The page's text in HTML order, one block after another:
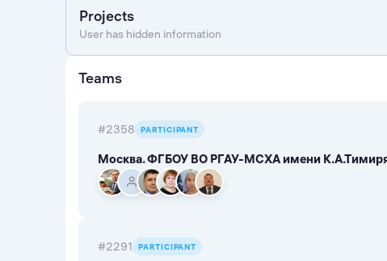
Projects
User has hidden information
Teams
#2358 PARTICIPANT
Москва. ФГБОУ ВО РГАУ-МСХА имени
#2291 PARTICIPANT